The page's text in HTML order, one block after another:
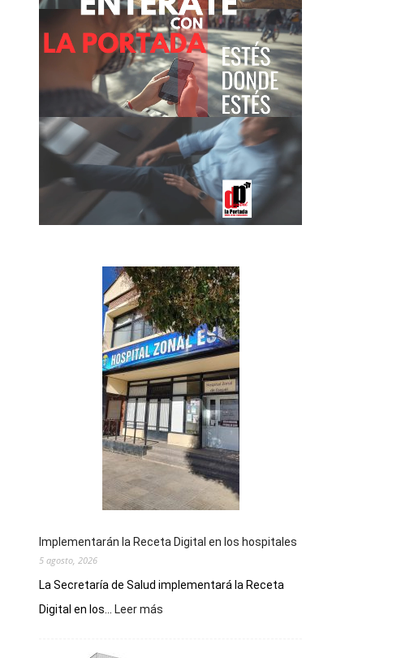
Implementarán la Receta Digital en los hospitales
5 agosto, 2026
La Secretaría de Salud implementará la Receta
Digital en los...
Leer más